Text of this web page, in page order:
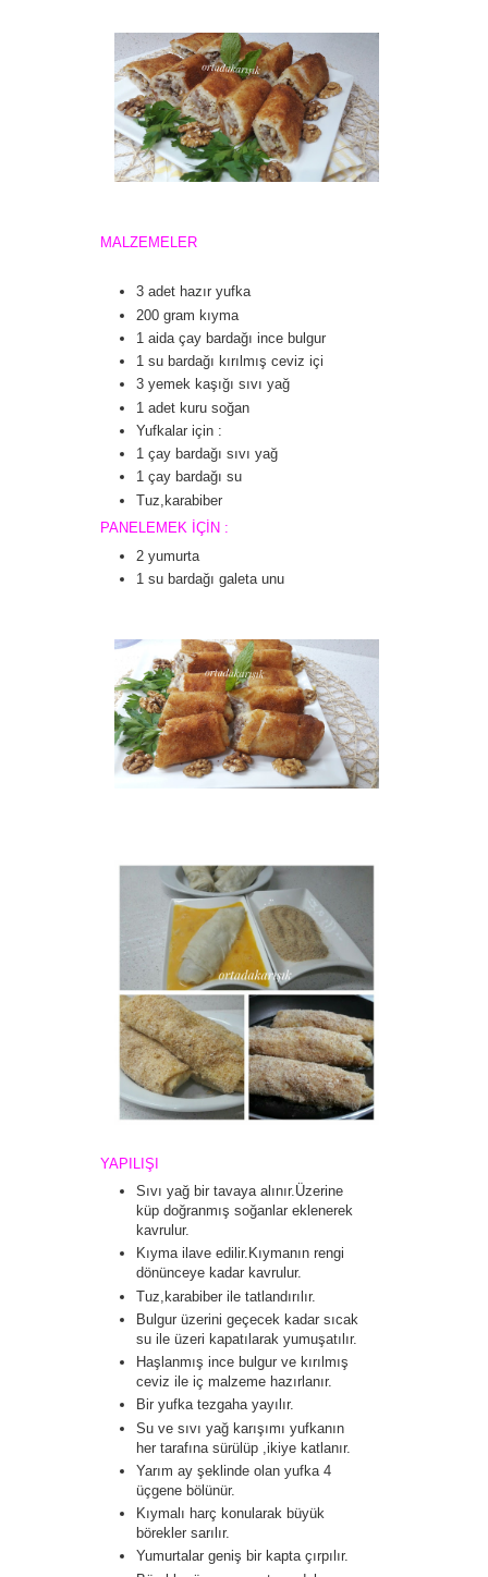
MALZEMELER
3 adet hazır yufka
200 gram kıyma
1 aida çay bardağı ince bulgur
1 su bardağı kırılmış ceviz içi
3 yemek kaşığı sıvı yağ
1 adet kuru soğan
Yufkalar için :
1 çay bardağı sıvı yağ
1 çay bardağı su
Tuz,karabiber
PANELEMEK İÇİN :
2 yumurta
1 su bardağı galeta unu
YAPILIŞI
Sıvı yağ bir tavaya alınır.Üzerine
küp doğranmış soğanlar eklenerek
kavrulur.
Kıyma ilave edilir.Kıymanın rengi
dönünceye kadar kavrulur.
Tuz,karabiber ile tatlandırılır.
Bulgur üzerini geçecek kadar sıcak
su ile üzeri kapatılarak yumuşatılır.
Haşlanmış ince bulgur ve kırılmış
ceviz ile iç malzeme hazırlanır.
Bir yufka tezgaha yayılır.
Su ve sıvı yağ karışımı yufkanın
her tarafına sürülüp ,ikiye katlanır.
Yarım ay şeklinde olan yufka 4
üçgene bölünür.
Kıymalı harç konularak büyük
börekler sarılır.
Yumurtalar geniş bir kapta çırpılır.